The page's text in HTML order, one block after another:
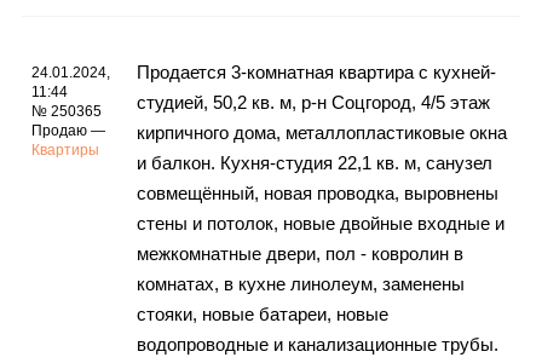
24.01.2024,
11:44
№ 250365
Продаю —
Квартиры
Продается 3-комнатная квартира с кухней-
студией, 50,2 кв. м, р-н Соцгород, 4/5 этаж
кирпичного дома, металлопластиковые окна
и балкон. Кухня-студия 22,1 кв. м, санузел
совмещённый, новая проводка, выровнены
стены и потолок, новые двойные входные и
межкомнатные двери, пол - ковролин в
комнатах, в кухне линолеум, заменены
стояки, новые батареи, новые
водопроводные и канализационные трубы.